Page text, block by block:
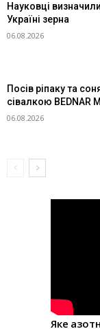
Науковці
Україні зерна
06.08.2026
Посів ріпаку та
сівалкою BEDNAR
06.08.2026
Яке